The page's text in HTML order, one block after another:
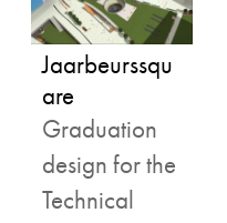
Jaarbeurssqu
are
Graduation
design for the
Technical